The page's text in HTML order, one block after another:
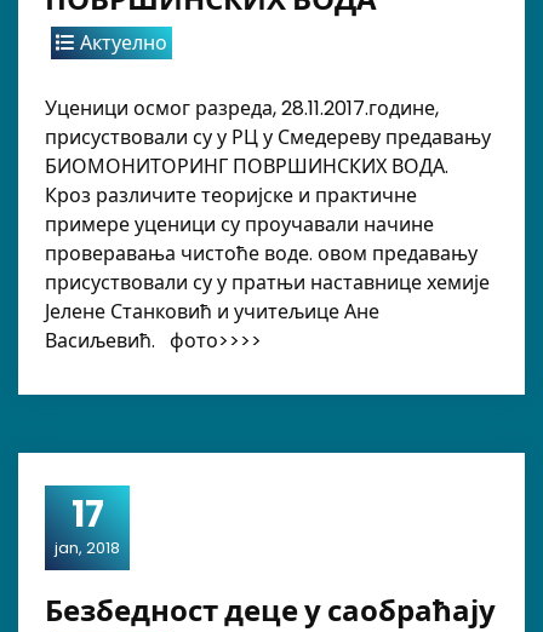
Актуелно
Уценици осмог разреда, 28.11.2017.године,
присуствовали су у РЦ у Смедереву предавању
БИОМОНИТОРИНГ ПОВРШИНСКИХ ВОДА.
Кроз различите теоријске и практичне
примере уценици су проучавали начине
проверавања чистоће воде. овом предавању
присуствовали су у пратњи наставнице хемије
Јелене Станковић и учитељице Ане
Васиљевић. фото>>>>
17
jan, 2018
Безбедност деце у саобраћају